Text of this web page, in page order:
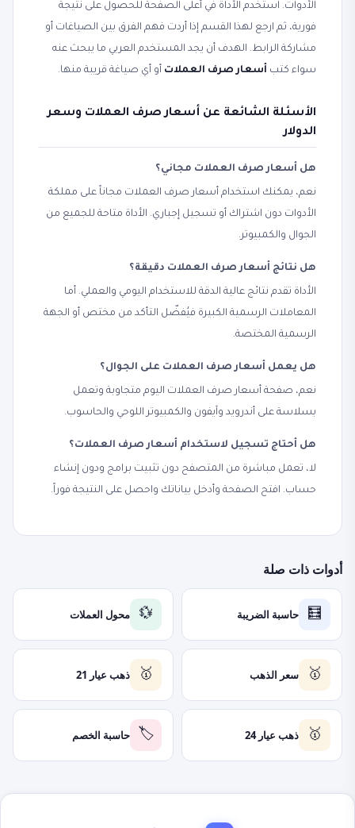
الأدوات. استخدم الأداة في أعلى الصفحة للحصول على نتيجة
فورية، ثم ارجع لهذا القسم إذا أردت فهم الفرق بين الصياغات أو
مشاركة الرابط. الهدف أن يجد المستخدم العربي ما يبحث عنه
سواء كتب أسعار صرف العملات أو أي صياغة قريبة منها.
الأسئلة الشائعة عن أسعار صرف العملات وسعر
الدولار
هل أسعار صرف العملات مجاني؟
نعم، يمكنك استخدام أسعار صرف العملات مجاناً على مملكة
الأدوات دون اشتراك أو تسجيل إجباري. الأداة متاحة للجميع من
الجوال والكمبيوتر.
هل نتائج أسعار صرف العملات دقيقة؟
الأداة تقدم نتائج عالية الدقة للاستخدام اليومي والعملي. أما
المعاملات الرسمية الكبيرة فيُفضّل التأكد من مختص أو الجهة
الرسمية المختصة.
هل يعمل أسعار صرف العملات على الجوال؟
نعم، صفحة أسعار صرف العملات اليوم متجاوبة وتعمل
بسلاسة على أندرويد وآيفون والكمبيوتر اللوحي والحاسوب.
هل أحتاج تسجيل لاستخدام أسعار صرف العملات؟
لا، تعمل مباشرة من المتصفح دون تثبيت برامج ودون إنشاء
حساب. افتح الصفحة وأدخل بياناتك واحصل على النتيجة فوراً.
أدوات ذات صلة
🧮 حاسبة الضريبة 💱 محول العملات
🥇 سعر الذهب 🥇 ذهب عيار 21
🥇 ذهب عيار 24 🏷️ حاسبة الخصم